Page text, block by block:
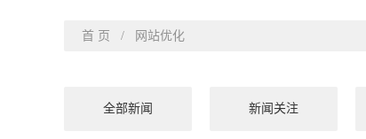
首 页 / 网站优化
全部新闻 新闻关注